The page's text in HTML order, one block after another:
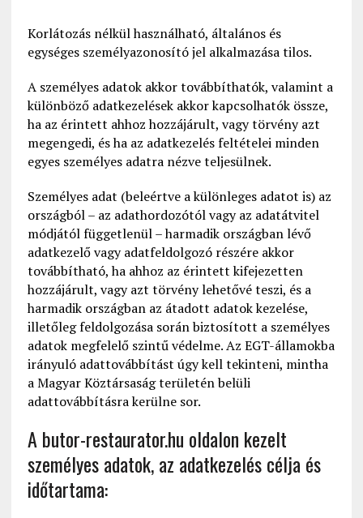
Korlátozás nélkül használható, általános és
egységes személyazonosító jel alkalmazása tilos.
A személyes adatok akkor továbbíthatók, valamint a
különböző adatkezelések akkor kapcsolhatók össze,
ha az érintett ahhoz hozzájárult, vagy törvény azt
megengedi, és ha az adatkezelés feltételei minden
egyes személyes adatra nézve teljesülnek.
Személyes adat (beleértve a különleges adatot is) az
országból – az adathordozótól vagy az adatátvitel
módjától függetlenül – harmadik országban lévő
adatkezelő vagy adatfeldolgozó részére akkor
továbbítható, ha ahhoz az érintett kifejezetten
hozzájárult, vagy azt törvény lehetővé teszi, és a
harmadik országban az átadott adatok kezelése,
illetőleg feldolgozása során biztosított a személyes
adatok megfelelő szintű védelme. Az EGT-államokba
irányuló adattovábbítást úgy kell tekinteni, mintha
a Magyar Köztársaság területén belüli
adattovábbításra kerülne sor.
A butor-restaurator.hu oldalon kezelt
személyes adatok, az adatkezelés célja és
időtartama: